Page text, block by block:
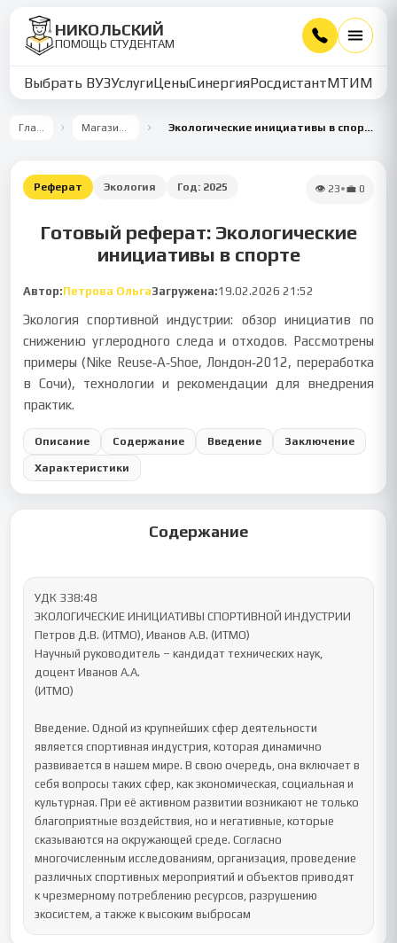
НИКОЛЬСКИЙ
ПОМОЩЬ СТУДЕНТАМ
Выбрать ВУЗУслугиЦеныСинергияРосдистантМТИММУ
Главная Магазин работ Экологические инициативы в спортивной индустрии
Реферат Экология Год: 2025 👁 23•💼 0
Готовый реферат: Экологические
инициативы в спорте
Автор:Петрова ОльгаЗагружена:19.02.2026 21:52
Экология спортивной индустрии: обзор инициатив по
снижению углеродного следа и отходов. Рассмотрены
примеры (Nike Reuse‑A‑Shoe, Лондон‑2012, переработка
в Сочи), технологии и рекомендации для внедрения
практик.
Описание Содержание Введение Заключение
Характеристики
Содержание
УДК 338:48
ЭКОЛОГИЧЕСКИЕ ИНИЦИАТИВЫ СПОРТИВНОЙ ИНДУСТРИИ
Петров Д.В. (ИТМО), Иванов А.В. (ИТМО)
Научный руководитель – кандидат технических наук,
доцент Иванов А.А.
(ИТМО)
Введение. Одной из крупнейших сфер деятельности
является спортивная индустрия, которая динамично
развивается в нашем мире. В свою очередь, она включает в
себя вопросы таких сфер, как экономическая, социальная и
культурная. При её активном развитии возникают не только
благоприятные воздействия, но и негативные, которые
сказываются на окружающей среде. Согласно
многочисленным исследованиям, организация, проведение
различных спортивных мероприятий и объектов приводят
к чрезмерному потреблению ресурсов, разрушению
экосистем, а также к высоким выбросам